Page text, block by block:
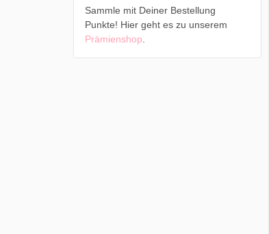
Sammle mit Deiner Bestellung
Punkte! Hier geht es zu unserem
Prämienshop.